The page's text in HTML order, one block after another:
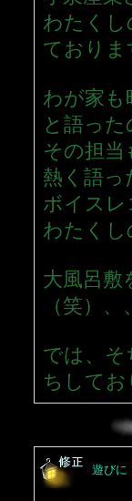
わたくし
ておりま
わが家も
と語っ
その担
熱く語
ボイス
わたく
大風呂敷
（笑）
では、そ
ちしてお
遊びに